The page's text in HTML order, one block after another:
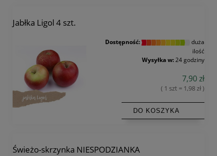
Jabłka Ligol 4 szt.
Dostępność:
duża
ilość
Wysyłka w: 24 godziny
7,90 zł
( 1 szt = 1,98 zł )
DO KOSZYKA
Świeżo-skrzynka NIESPODZIANKA